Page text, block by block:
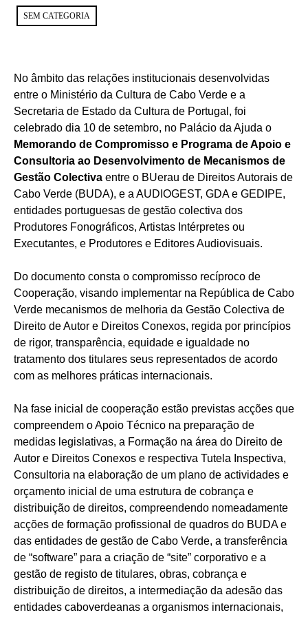
SEM CATEGORIA
No âmbito das relações institucionais desenvolvidas
entre o Ministério da Cultura de Cabo Verde e a
Secretaria de Estado da Cultura de Portugal, foi
celebrado dia 10 de setembro, no Palácio da Ajuda o
Memorando de Compromisso e Programa de Apoio e
Consultoria ao Desenvolvimento de Mecanismos de
Gestão Colectiva entre o BUerau de Direitos Autorais de
Cabo Verde (BUDA), e a AUDIOGEST, GDA e GEDIPE,
entidades portuguesas de gestão colectiva dos
Produtores Fonográficos, Artistas Intérpretes ou
Executantes, e Produtores e Editores Audiovisuais.
Do documento consta o compromisso recíproco de
Cooperação, visando implementar na República de Cabo
Verde mecanismos de melhoria da Gestão Colectiva de
Direito de Autor e Direitos Conexos, regida por princípios
de rigor, transparência, equidade e igualdade no
tratamento dos titulares seus representados de acordo
com as melhores práticas internacionais.
Na fase inicial de cooperação estão previstas acções que
compreendem o Apoio Técnico na preparação de
medidas legislativas, a Formação na área do Direito de
Autor e Direitos Conexos e respectiva Tutela Inspectiva,
Consultoria na elaboração de um plano de actividades e
orçamento inicial de uma estrutura de cobrança e
distribuição de direitos, compreendendo nomeadamente
acções de formação profissional de quadros do BUDA e
das entidades de gestão de Cabo Verde, a transferência
de “software” para a criação de “site” corporativo e a
gestão de registo de titulares, obras, cobrança e
distribuição de direitos, a intermediação da adesão das
entidades caboverdeanas a organismos internacionais,